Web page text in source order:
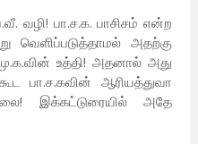
வழி! பா.ச.க. பாசிசம் என்ற
அதற்கு
உத்தி! அதனால் அது
பா.ச.கவின் ஆரியத்துவா
இக்கட்டுரையில் அதே